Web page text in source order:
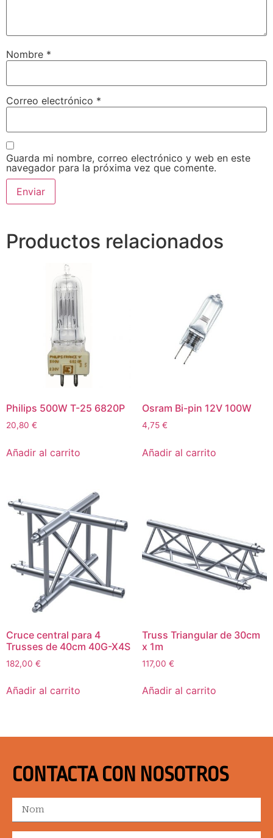
Nombre *
Correo electrónico *
Guarda mi nombre, correo electrónico y web en este
navegador para la próxima vez que comente.
Productos relacionados
Philips 500W T-25 6820P
20,80 €
Añadir al carrito
Osram Bi-pin 12V 100W
4,75 €
Añadir al carrito
Cruce central para 4
Trusses de 40cm 40G-X4S
182,00 €
Añadir al carrito
Truss Triangular de 30cm
x 1m
117,00 €
Añadir al carrito
CONTACTA CON NOSOTROS